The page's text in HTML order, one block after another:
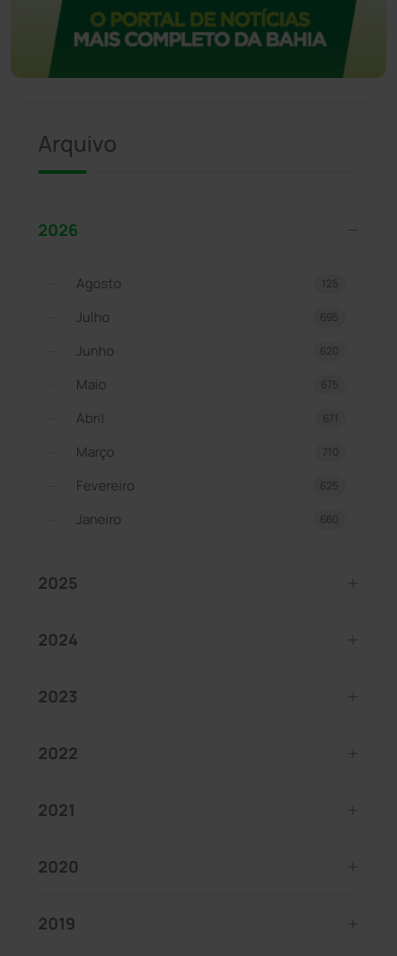
Arquivo
2026
Agosto 125
Julho 695
Junho 620
Maio 675
Abril 671
Março 710
Fevereiro 625
Janeiro 660
2025
2024
2023
2022
2021
2020
2019